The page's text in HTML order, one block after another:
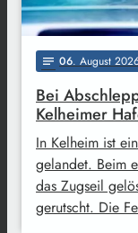
notes 06. August
Bei
Kelheimer
In Kelheim ist
gelandet. Beim
das Zugseil
gerutscht. Die